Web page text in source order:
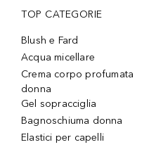
TOP CATEGORIE
Blush e Fard
Acqua micellare
Crema corpo profumata
donna
Gel sopracciglia
Bagnoschiuma donna
Elastici per capelli